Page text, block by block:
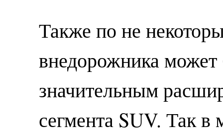
Также по не
внедорожника может
значительным
сегмента SUV. Так